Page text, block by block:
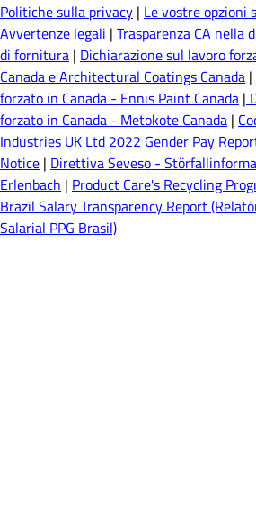
Politiche sulla privacy | Le vostre opzioni
Avvertenze legali | Trasparenza CA nella
di fornitura | Dichiarazione sul lavoro
Canada e Architectural Coatings Canada |
forzato in Canada - Ennis Paint Canada |
forzato in Canada - Metokote Canada |
Industries UK Ltd 2022 Gender Pay
Notice | Direttiva Seveso -
Erlenbach | Product Care's Recycling
Brazil Salary Transparency Report
Salarial PPG Brasil)